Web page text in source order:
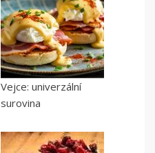
Vejce: univerzální
surovina